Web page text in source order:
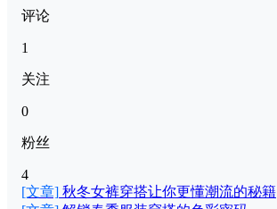
评论
1
关注
0
粉丝
4
[文章] 秋冬女裤穿搭让你更懂潮流的秘籍